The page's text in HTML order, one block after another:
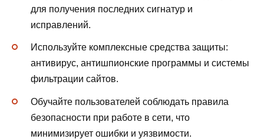
для получения последних сигнатур и
исправлений.
Используйте комплексные средства защиты:
антивирус, антишпионские программы и системы
фильтрации сайтов.
Обучайте пользователей соблюдать правила
безопасности при работе в сети, что
минимизирует ошибки и уязвимости.